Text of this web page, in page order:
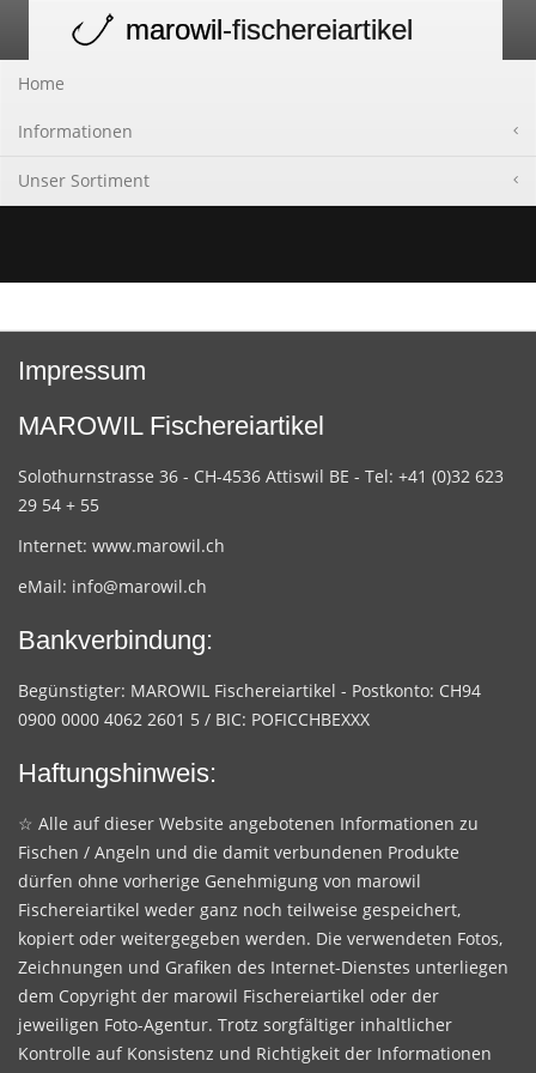
navigation
marowil-fischereiartikel
Home
Informationen
Unser Sortiment
Impressum
MAROWIL Fischereiartikel
Solothurnstrasse 36 - CH-4536 Attiswil BE - Tel: +41 (0)32 623
29 54 + 55
Internet: www.marowil.ch
eMail: info@marowil.ch
Bankverbindung:
Begünstigter: MAROWIL Fischereiartikel - Postkonto: CH94
0900 0000 4062 2601 5 / BIC: POFICCHBEXXX
Haftungshinweis:
☆ Alle auf dieser Website angebotenen Informationen zu
Fischen / Angeln und die damit verbundenen Produkte
dürfen ohne vorherige Genehmigung von marowil
Fischereiartikel weder ganz noch teilweise gespeichert,
kopiert oder weitergegeben werden. Die verwendeten Fotos,
Zeichnungen und Grafiken des Internet-Dienstes unterliegen
dem Copyright der marowil Fischereiartikel oder der
jeweiligen Foto-Agentur. Trotz sorgfältiger inhaltlicher
Kontrolle auf Konsistenz und Richtigkeit der Informationen